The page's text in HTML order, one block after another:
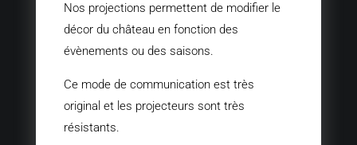
Nos projections permettent de modifier le
décor du château en fonction des
évènements ou des saisons.
Ce mode de communication est très
original et les projecteurs sont très
résistants.